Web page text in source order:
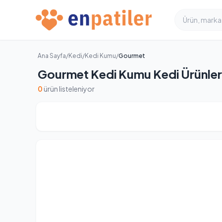
Ana Sayfa/Kedi/Kedi Kumu/Gourmet
Gourmet Kedi Kumu Kedi
0 ürün listeleniyor